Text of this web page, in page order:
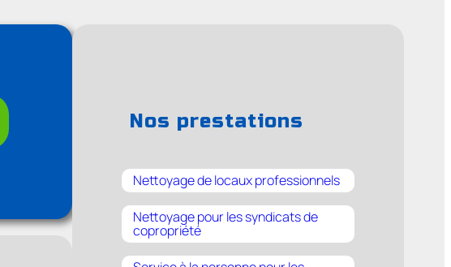
Nos prestations
Nettoyage de locaux professionnels
Nettoyage pour les syndicats de
copropriété